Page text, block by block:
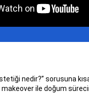
nedir?” sorusuna
ile doğum